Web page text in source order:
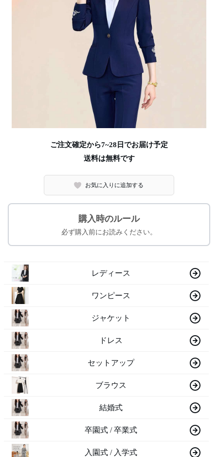
ご注文確定から7~28日でお届け予定
送料は無料です
お気に入りに追加する
購入時のルール
必ず購入前にお読みください。
レディース
ワンピース
ジャケット
ドレス
セットアップ
ブラウス
結婚式
卒園式 / 卒業式
入園式 / 入学式